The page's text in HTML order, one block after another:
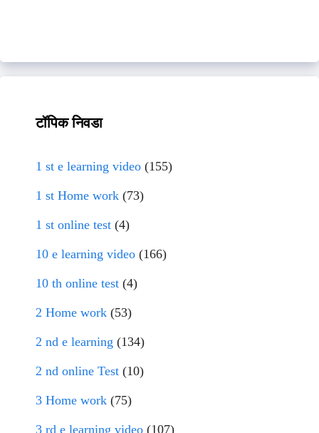
टॉपिक निवडा
1 st e learning video (155)
1 st Home work (73)
1 st online test (4)
10 e learning video (166)
10 th online test (4)
2 Home work (53)
2 nd e learning (134)
2 nd online Test (10)
3 Home work (75)
3 rd e learning video (107)